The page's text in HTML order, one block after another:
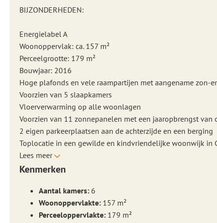
BIJZONDERHEDEN:
Energielabel A
Woonoppervlak: ca. 157 m²
Perceelgrootte: 179 m²
Bouwjaar: 2016
Hoge plafonds en vele raampartijen met aangename zon-
Voorzien van 5 slaapkamers
Vloerverwarming op alle woonlagen
Voorzien van 11 zonnepanelen met een jaaropbrengst van
2 eigen parkeerplaatsen aan de achterzijde en een berging
Toplocatie in een gewilde en kindvriendelijke woonwijk in
Lees meer
Kenmerken
Aantal kamers: 6
Woonoppervlakte: 157 m²
Perceeloppervlakte: 179 m²